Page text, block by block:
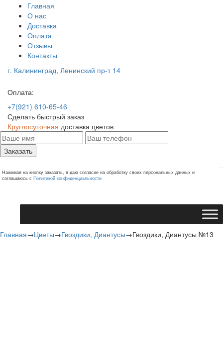
Главная
О нас
Доставка
Оплата
Отзывы
Контакты
г. Калининград, Ленинский пр-т 14
Оплата:
+7(921) 610-65-46
Сделать быстрый заказ
Круглосуточная доставка цветов
Заказать
Нажимая на кнопку заказать, я даю согласие на обработку своих персональных данных и
соглашаюсь с Политикой конфиденциальности
Главная→Цветы→Гвоздики, Диантусы→Гвоздики, Диантусы №13